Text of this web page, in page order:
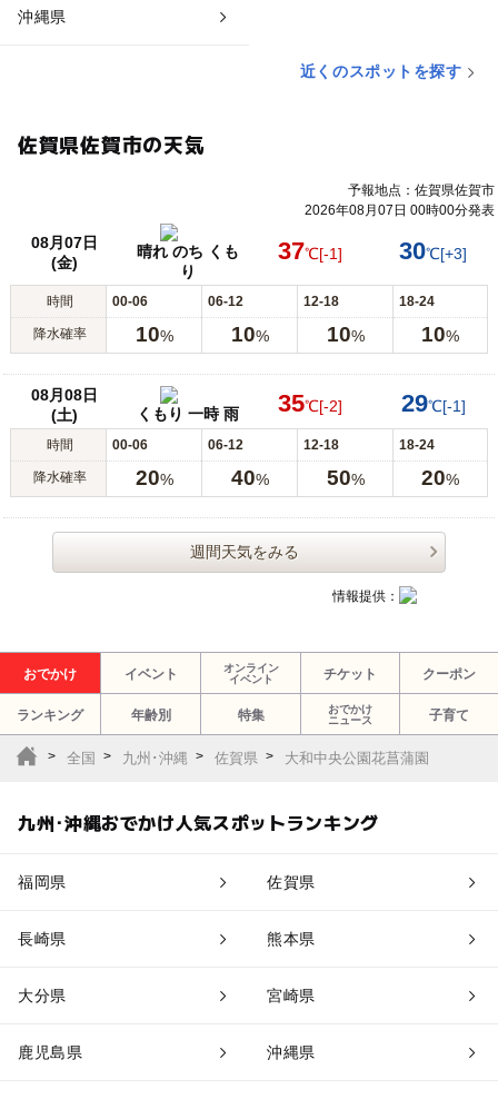
沖縄県
近くのスポットを探す
佐賀県佐賀市の天気
予報地点：佐賀県佐賀市
2026年08月07日 00時00分発表
08月07日
(金)
晴れ のち くも
り
37℃[-1] 30℃[+3]
時間 00-06 06-12 12-18 18-24
降水確率 10% 10% 10% 10%
08月08日
(土)
くもり 一時 雨 35℃[-2] 29℃[-1]
時間 00-06 06-12 12-18 18-24
降水確率 20% 40% 50% 20%
週間天気をみる
情報提供：
おでかけ イベント
オンライン
イベント
チケット クーポン
ランキング 年齢別 特集
おでかけ
ニュース
子育て
全国 九州･沖縄 佐賀県 大和中央公園花菖蒲園
九州･沖縄おでかけ人気スポットランキング
福岡県 佐賀県
長崎県 熊本県
大分県 宮崎県
鹿児島県 沖縄県